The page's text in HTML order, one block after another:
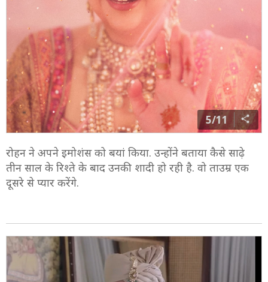
5/11
रोहन ने अपने इमोशंस को बयां किया. उन्होंने बताया कैसे साढ़े
तीन साल के रिश्ते के बाद उनकी शादी हो रही है. वो ताउम्र एक
दूसरे से प्यार करेंगे.